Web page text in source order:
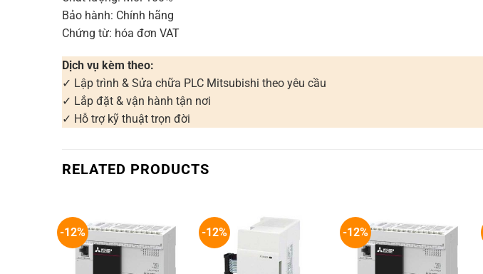
Bảo hành: Chính hãng
Chứng từ: hóa đơn VAT
Dịch vụ kèm theo:
✓ Lập trình & Sửa chữa PLC Mitsubishi theo yêu cầu
✓ Lắp đặt & vận hành tận nơi
✓ Hỗ trợ kỹ thuật trọn đời
RELATED PRODUCTS
-12% -12% -12%